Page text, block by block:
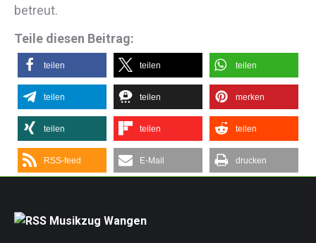
betreut.
Teile diesen Beitrag:
teilen teilen teilen
teilen teilen merken
teilen teilen teilen
RSS-feed E-Mail drucken
Musikzug Wangen